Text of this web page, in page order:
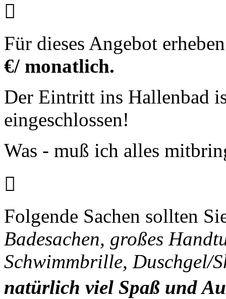

Für dieses Angebot
€/ monatlich.
Der Eintritt ins Hallenbad
eingeschlossen!
Was - muß ich alles

Folgende Sachen sollten
Badesachen, großes
Schwimmbrille, Duschgel/
natürlich viel Spaß und